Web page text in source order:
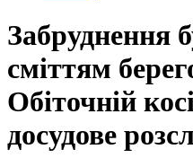
Забруднення
сміттям
Обіточній
досудове